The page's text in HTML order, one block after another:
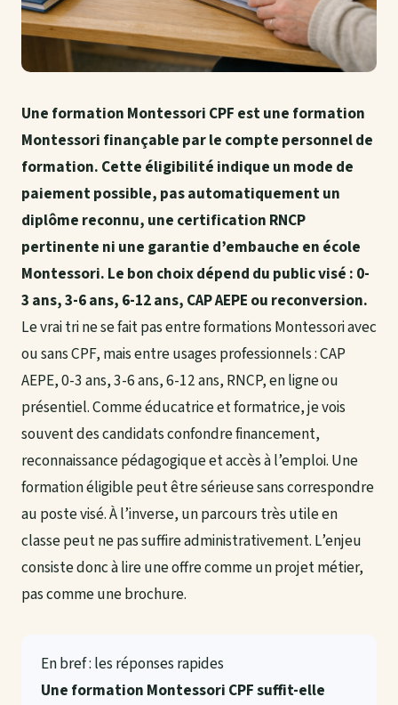
Une formation Montessori CPF est une formation
Montessori finançable par le compte personnel de
formation. Cette éligibilité indique un mode de
paiement possible, pas automatiquement un
diplôme reconnu, une certification RNCP
pertinente ni une garantie d’embauche en école
Montessori. Le bon choix dépend du public visé : 0-
3 ans, 3-6 ans, 6-12 ans, CAP AEPE ou reconversion.
Le vrai tri ne se fait pas entre formations Montessori avec
ou sans CPF, mais entre usages professionnels : CAP
AEPE, 0-3 ans, 3-6 ans, 6-12 ans, RNCP, en ligne ou
présentiel. Comme éducatrice et formatrice, je vois
souvent des candidats confondre financement,
reconnaissance pédagogique et accès à l’emploi. Une
formation éligible peut être sérieuse sans correspondre
au poste visé. À l’inverse, un parcours très utile en
classe peut ne pas suffire administrativement. L’enjeu
consiste donc à lire une offre comme un projet métier,
pas comme une brochure.
En bref : les réponses rapides
Une formation Montessori CPF suffit-elle